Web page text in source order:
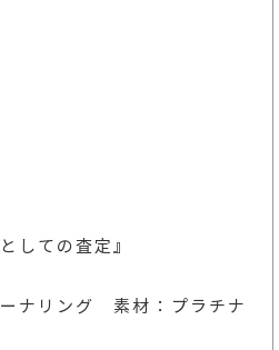
しての査定』
ナリング 素材：プラチナ